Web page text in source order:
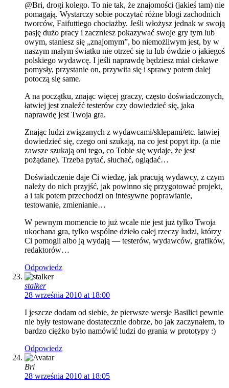
@Bri, drogi kolego. To nie tak, że znajomości (jakieś tam) nie
pomagają. Wystarczy sobie poczytać różne blogi zachodnich
tworców, Faifuttiego chociażby. Jeśli włożysz jednak w swoją
pasję dużo pracy i zaczniesz pokazywać swoje gry tym lub
owym, staniesz się „znajomym”, bo niemożliwym jest, by w
naszym małym światku nie otrzeć się tu lub ówdzie o jakiegoś
polskiego wydawcę. I jeśli naprawdę będziesz miał ciekawe
pomysły, przystanie on, przywita się i sprawy potem dalej
potoczą się same.
A na początku, znając więcej graczy, często doświadczonych,
łatwiej jest znaleźć testerów czy dowiedzieć się, jaka
naprawdę jest Twoja gra.
Znając ludzi związanych z wydawcami/sklepami/etc. łatwiej
dowiedzieć się, czego oni szukają, na co jest popyt itp. (a nie
zawsze szukają oni tego, co Tobie się wydaje, że jest
pożądane). Trzeba pytać, słuchać, oglądać…
Doświadczenie daje Ci wiedzę, jak pracują wydawcy, z czym
należy do nich przyjść, jak powinno się przygotować projekt,
a i tak potem przechodzi on intesywne poprawianie,
testowanie, zmienianie…
W pewnym momencie to już wcale nie jest już tylko Twoja
ukochana gra, tylko wspólne dzieło całej rzeczy ludzi, którzy
Ci pomogli albo ją wydają — testerów, wydawców, grafików,
redaktorów…
Odpowiedz
stalker
28 września 2010 at 18:00
I jeszcze dodam od siebie, że pierwsze wersje Basilici pewnie
nie były testowane dostatecznie dobrze, bo jak zaczynałem, to
bardzo ciężko było namówić ludzi do grania w prototypy :)
Odpowiedz
Bri
28 września 2010 at 18:05